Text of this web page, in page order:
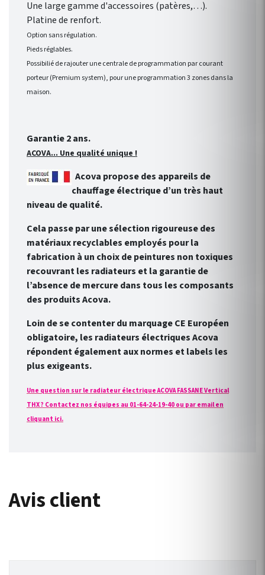
Une large gamme d'accessoires (patères,…).
Platine de renfort.
Option sans régulation.
Pieds réglables.
Possibilié de rajouter une centrale de programmation par courant
porteur (Premium system), pour une programmation 3 zones dans la
maison.
Garantie 2 ans.
ACOVA... Une qualité unique !
Acova propose des appareils de
chauffage électrique d’un très haut
niveau de qualité.
Cela passe par une sélection rigoureuse des
matériaux recyclables employés pour la
fabrication à un choix de peintures non toxiques
recouvrant les radiateurs et la garantie de
l’absence de mercure dans tous les composants
des produits Acova.
Loin de se contenter du marquage CE Européen
obligatoire, les radiateurs électriques Acova
répondent également aux normes et labels les
plus exigeants.
Une question sur le radiateur électrique ACOVA FASSANE Vertical
THX ? Contactez nos équipes au 01-64-24-19-40 ou par email en
cliquant ici.
Avis client